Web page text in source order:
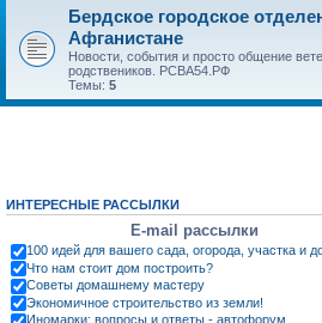
Бердское городское
Афганистане
Новости, события и просто общение
родствеников. РСВА54.РФ
Темы: 5
ИНТЕРЕСНЫЕ РАССЫЛКИ
E-mail рассылки
100 идей для вашего сада, огорода, участка и
Что нам стоит дом построить?
Советы домашнему мастеру
Экономичное строительство из земли!
Иномарки: вопросы и ответы - автофорум